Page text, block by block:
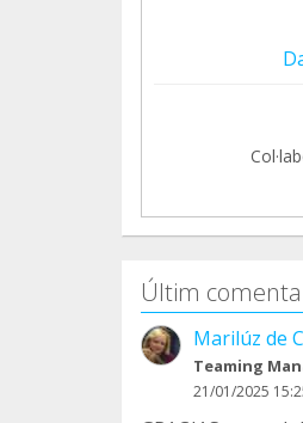
Últim
Marilúz de
Teaming
21/01/2025